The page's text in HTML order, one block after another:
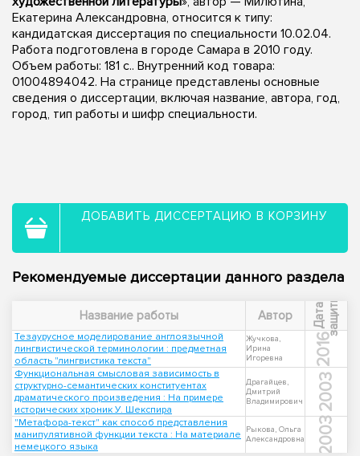
Екатерина Александровна, относится к типу:
кандидатская диссертация по специальности 10.02.04.
Работа подготовлена в городе Самара в 2010 году.
Объем работы: 181 с.. Внутренний код товара:
01004894042. На странице представлены основные
сведения о диссертации, включая название, автора, год,
город, тип работы и шифр специальности.
ДОБАВИТЬ ДИССЕРТАЦИЮ В КОРЗИНУ
Рекомендуемые диссертации данного раздела
Название работы Автор Д
а
т
а
з
а
щ
и
т ы
Тезаурусное моделирование англоязычной
лингвистической терминологии : предметная
область "лингвистика текста"
Жучкова,
Ирина
Игоревна
2016
Функциональная смысловая зависимость в
структурно-семантических конституентах
драматического произведения : На примере
исторических хроник У. Шекспира
Драгайцев,
Дмитрий
Владимирович
2003
"Метафора-текст" как способ представления
манипулятивной функции текста : На материале
немецкого языка
Рыкова, Ольга
Александровна
2003